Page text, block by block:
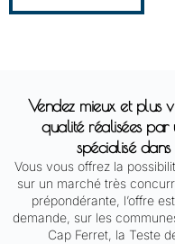
Vendez mieux et plus
qualité réalisées
spécialisé dans
Vous vous offrez la
sur un marché très
prépondérante, l’offre
demande, sur les
Cap Ferret, la Teste